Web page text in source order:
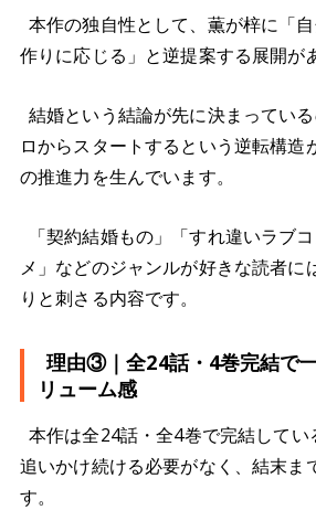
本作の独自性として、薫が梓に「
作りに応じる」と逆提案する展開が
結婚という結論が先に決まってい
ロからスタートするという逆転構造
の推進力を生んでいます。
「契約結婚もの」「すれ違いラブ
メ」などのジャンルが好きな読者に
りと刺さる内容です。
理由③｜全24話・4巻完結で
リューム感
本作は全24話・全4巻で完結してい
追いかけ続ける必要がなく、結末ま
す。